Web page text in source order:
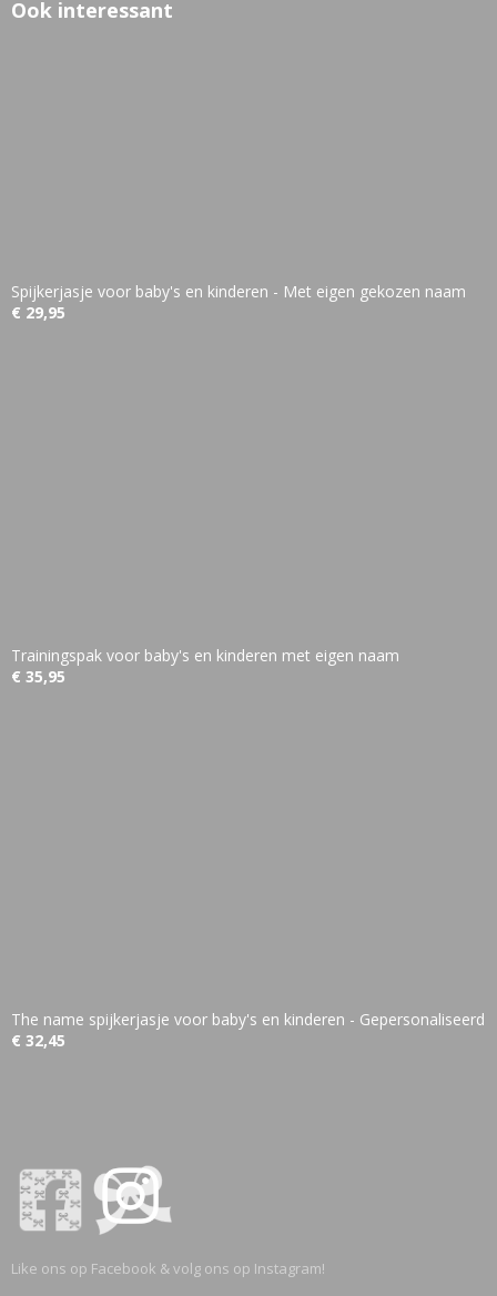
Ook interessant
Spijkerjasje voor baby's en kinderen - Met eigen gekozen naam
€ 29,95
Trainingspak voor baby's en kinderen met eigen naam
€ 35,95
The name spijkerjasje voor baby's en kinderen - Gepersonaliseerd
€ 32,45
Like ons op Facebook & volg ons op Instagram!